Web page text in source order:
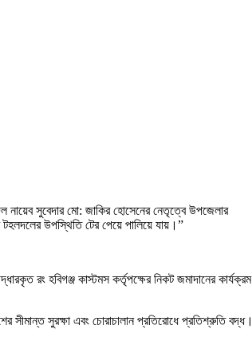
নায়েব সুবেদার মো: জাকির হোসেনের নেতৃত্বে উপজেলার
টহলদলের উপস্থিতি টের পেয়ে পালিয়ে যায়।”
রং হবিগঞ্জ কাস্টমস কর্তৃপক্ষের নিকট জমাদানের কার্যক্রম
সীমান্ত সুরক্ষা এবং চোরাচালান প্রতিরোধে প্রতিশ্রুতি বদ্ধ।